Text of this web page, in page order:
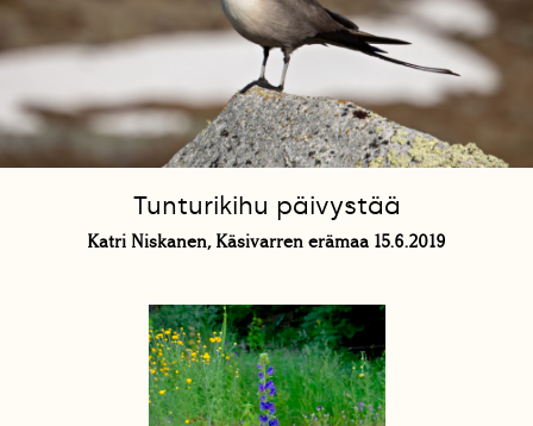
Tunturikihu päivystää
Katri Niskanen, Käsivarren erämaa 15.6.2019